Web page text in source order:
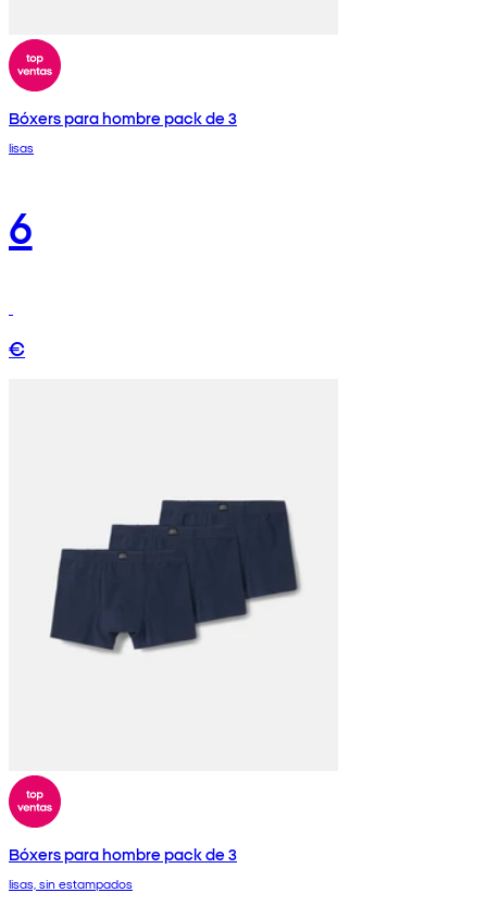
Bóxers para hombre pack de 3
lisas
6
€
Bóxers para hombre pack de 3
lisas, sin estampados